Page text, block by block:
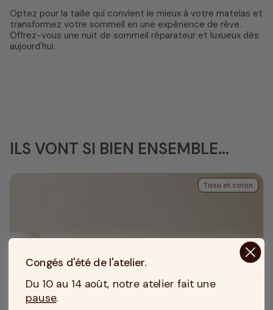
Optez pour la taille qui convient le mieux à votre matelas et
transformez votre sommeil en une expérience de rêve.
Offrez-vous une nuit de sommeil réparateur et luxueux dès
aujourd'hui.
ILS VONT SI BIEN ENSEMBLE...
Tissu et coton
Congés d'été de l'atelier.
Du 10 au 14 août, notre atelier fait une
pause.